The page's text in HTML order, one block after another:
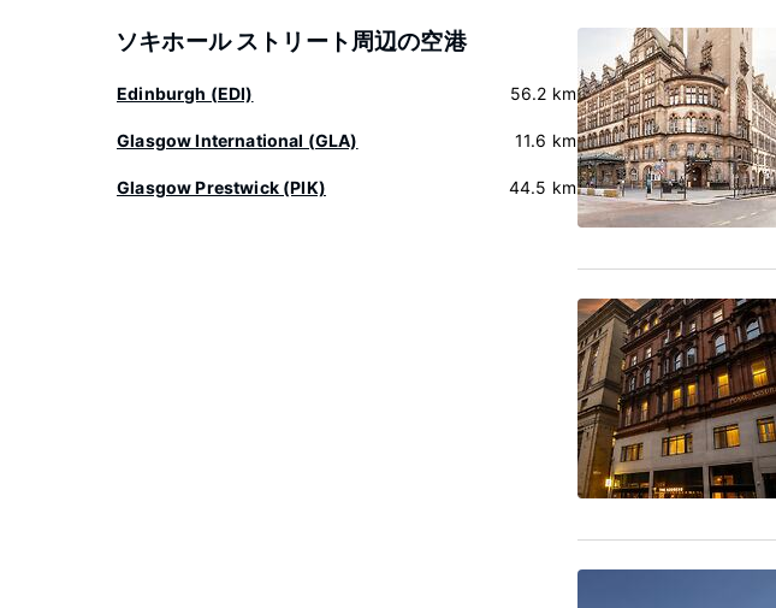
ソキホール ストリート周辺の空港
Edinburgh (EDI) 56.2 km
Glasgow International (GLA) 11.6 km
Glasgow Prestwick (PIK) 44.5 km